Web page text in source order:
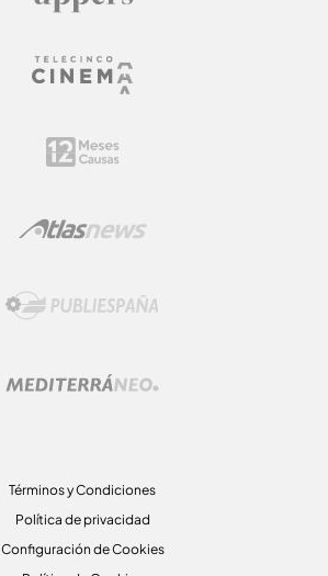
Términos y Condiciones
Política de privacidad
Configuración de Cookies